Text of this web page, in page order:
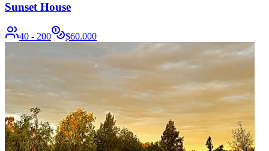
Sunset House
40 - 200 $60.000